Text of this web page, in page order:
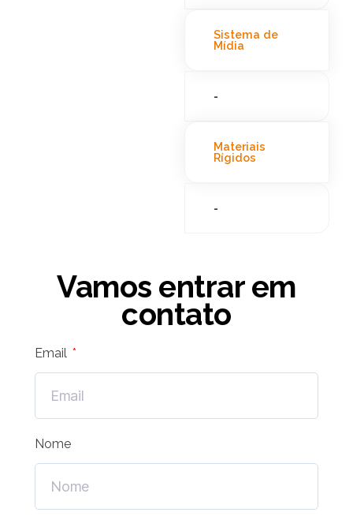
Sistema de
Mídia
-
Materiais
Rígidos
-
Vamos entrar em
contato
Email
Nome